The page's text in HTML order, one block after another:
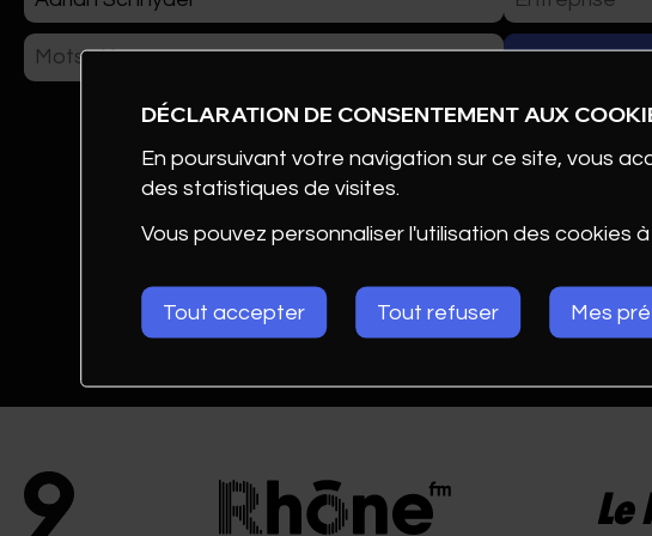
ÉVÉNEMENTS
CLUB DE COM AWARDS
PHOTOS
FORMATION &
CONTACT
Adrian
Schnyder
Manager
DÉCLARATION DE CONSENTEMENT AUX
En poursuivant votre navigation sur ce site, vous
des statistiques de visites.
Vous pouvez personnaliser l'utilisation des cookies
Tout accepter Tout refuser Mes